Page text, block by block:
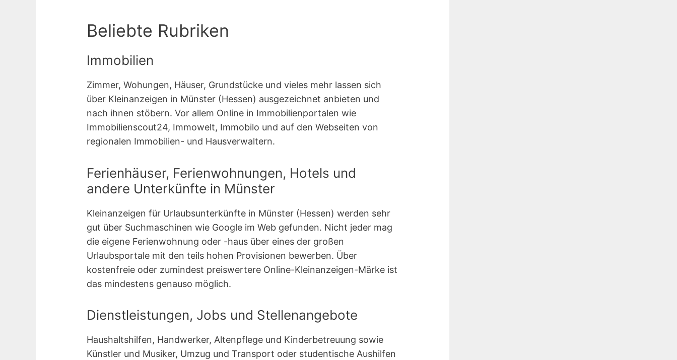
Beliebte Rubriken
Immobilien
Zimmer, Wohungen, Häuser, Grundstücke und vieles mehr lassen sich
über Kleinanzeigen in Münster (Hessen) ausgezeichnet anbieten und
nach ihnen stöbern. Vor allem Online in Immobilienportalen wie
Immobilienscout24, Immowelt, Immobilo und auf den Webseiten von
regionalen Immobilien- und Hausverwaltern.
Ferienhäuser, Ferienwohnungen, Hotels und
andere Unterkünfte in Münster
Kleinanzeigen für Urlaubsunterkünfte in Münster (Hessen) werden sehr
gut über Suchmaschinen wie Google im Web gefunden. Nicht jeder mag
die eigene Ferienwohnung oder -haus über eines der großen
Urlaubsportale mit den teils hohen Provisionen bewerben. Über
kostenfreie oder zumindest preiswertere Online-Kleinanzeigen-Märke ist
das mindestens genauso möglich.
Dienstleistungen, Jobs und Stellenangebote
Haushaltshilfen, Handwerker, Altenpflege und Kinderbetreuung sowie
Künstler und Musiker, Umzug und Transport oder studentische Aushilfen